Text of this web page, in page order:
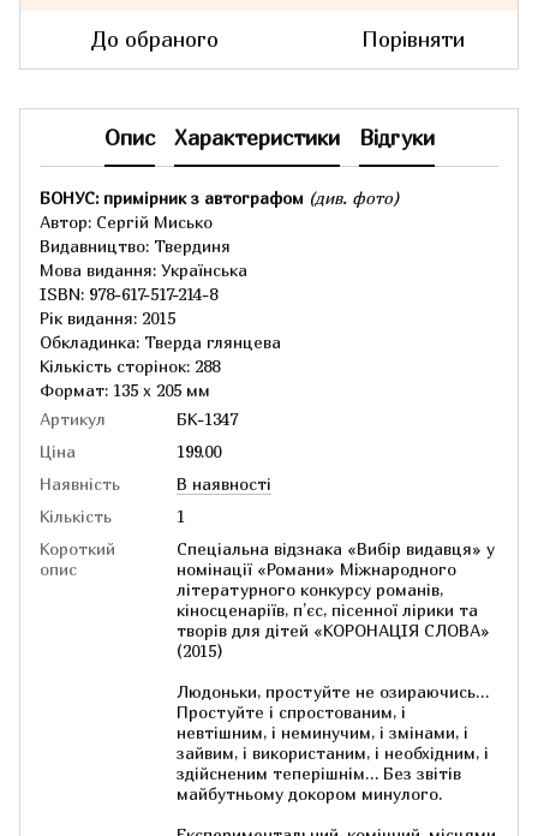
До обраного Порівняти
Опис Характеристики Відгуки
БОНУС: примірник з автографом (див. фото)
Автор: Сергій Мисько
Видавництво: Твердиня
Мова видання: Українська
ISBN: 978-617-517-214-8
Рік видання: 2015
Обкладинка: Тверда глянцева
Кількість сторінок: 288
Формат: 135 x 205 мм
Артикул
БК-1347
Ціна
199.00
Наявність
В наявності
Кількість
1
Короткий
опис
Cпеціальна відзнака «Вибір видавця» у
номінації «Романи» Міжнародного
літературного конкурсу романів,
кіносценаріїв, п’єс, пісенної лірики та
творів для дітей «КОРОНАЦІЯ СЛОВА»
(2015)
Людоньки, простуйте не озираючись…
Простуйте і спростованим, і
невтішним, і неминучим, і змінами, і
зайвим, і використаним, і необхідним, і
здійсненим теперішнім… Без звітів
майбутньому докором минулого.